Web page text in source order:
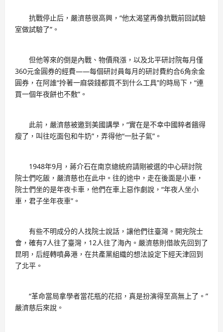
抗戰停止后，嚴濟慈很高興，“他太渴望再像抗戰前回試驗
室做試驗了”。
但他等來的倒是內戰、物價飛漲，以及北平研討院每月僅
360元金圓券的經費——每個研討員每月的研討費約合6角余金
圓券，在阿誰“拎著一麻袋錢都買不到什么工具”的時局下，“連
買一個年夜餅也不敷”。
此前，嚴濟慈被邀到美國講學，“實在是不幸中國粹者餓得
瘦了，叫往吃面包和牛奶”，弄得他“一肚子氣”。
1948年9月，蔣介石在南京總統府請剛被選的中心研討院
院士們吃飯，嚴濟慈也在此中。往的途中，走在後面是小車，
院士們坐的是年夜卡車，他們在車上惡作劇說，“年夜人坐小
車，君子坐年夜車”。
有些不明成分的人找院士說話，讓他們往臺灣。開完院士
會，確有7人往了臺灣，12人往了海內。嚴濟慈則借故先回到了
昆明，后經轉噴鼻港，在共產黨組織的想法設定下經天津回到
了北平。
“革命當局拿學者當花瓶的花招，真是扮演得至高無上了。”
嚴濟慈后來說。